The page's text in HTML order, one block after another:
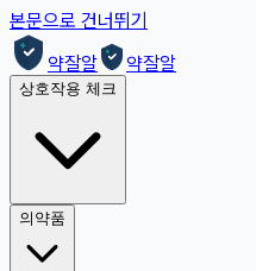
본문으로 건너뛰기
약잘알
약잘알
상호작용 체크
의약품